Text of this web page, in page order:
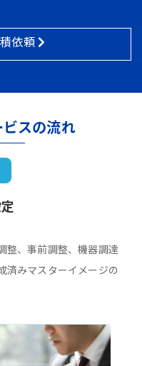
依頼
スの流れ
整、事前調整、機器調達
済みマスターイメージの